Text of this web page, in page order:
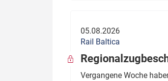
05.08.2026
Rail Baltica
Vergangene Woche